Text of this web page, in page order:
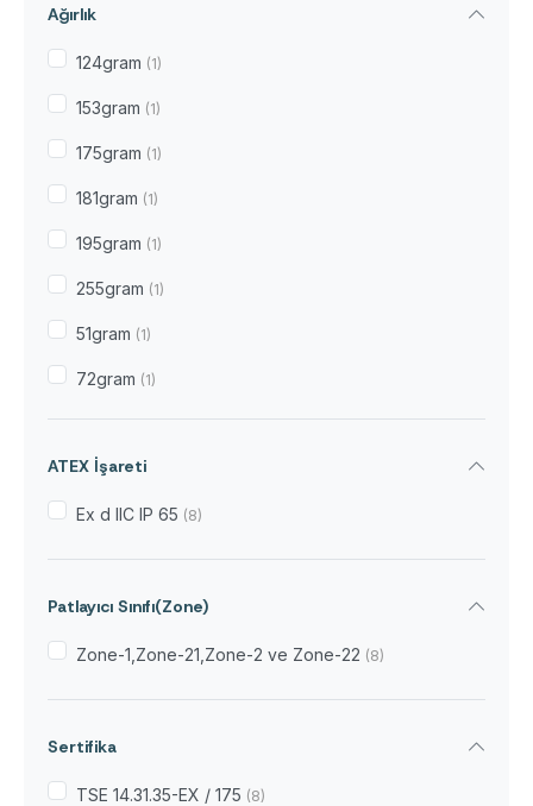
Ağırlık
124gram (1)
153gram (1)
175gram (1)
181gram (1)
195gram (1)
255gram (1)
51gram (1)
72gram (1)
ATEX İşareti
Ex d IIC IP 65 (8)
Patlayıcı Sınıfı(Zone)
Zone-1,Zone-21,Zone-2 ve Zone-22 (8)
Sertifika
TSE 14.31.35-EX / 175 (8)